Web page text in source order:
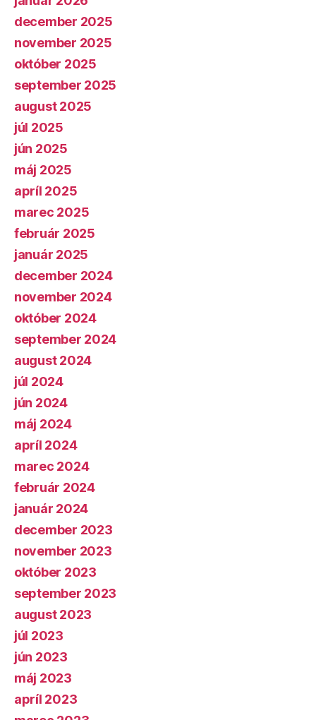
december 2025
november 2025
október 2025
september 2025
august 2025
júl 2025
jún 2025
máj 2025
apríl 2025
marec 2025
február 2025
január 2025
december 2024
november 2024
október 2024
september 2024
august 2024
júl 2024
jún 2024
máj 2024
apríl 2024
marec 2024
február 2024
január 2024
december 2023
november 2023
október 2023
september 2023
august 2023
júl 2023
jún 2023
máj 2023
apríl 2023